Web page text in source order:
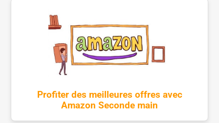
Profiter des meilleures offres avec
Amazon Seconde main